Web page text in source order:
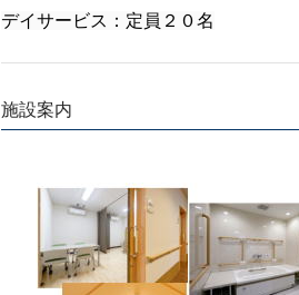
デイサービス：定員２０名
施設案内